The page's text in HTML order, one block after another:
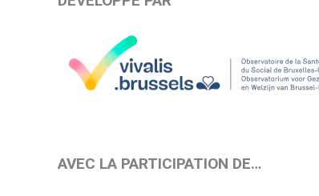
AVEC LA PARTICIPATION DE…